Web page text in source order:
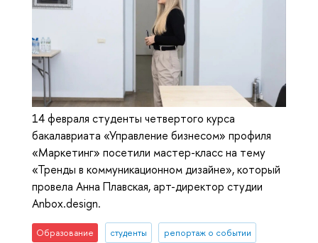
14 февраля студенты четвертого курса
бакалавриата «Управление бизнесом» профиля
«Маркетинг» посетили мастер-класс на тему
«Тренды в коммуникационном дизайне», который
провела Анна Плавская, арт-директор студии
Anbox.design.
Образование студенты репортаж о событии